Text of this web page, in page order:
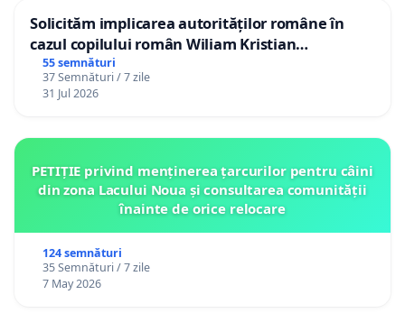
Solicităm implicarea autorităților române în
cazul copilului român Wiliam Kristian
Gheorghe, aflat în plasament în Danemarca de
12 ani
55 semnături
37 Semnături / 7 zile
31 Jul 2026
PETIȚIE privind menținerea țarcurilor pentru câini
din zona Lacului Noua și consultarea comunității
înainte de orice relocare
124 semnături
35 Semnături / 7 zile
7 May 2026